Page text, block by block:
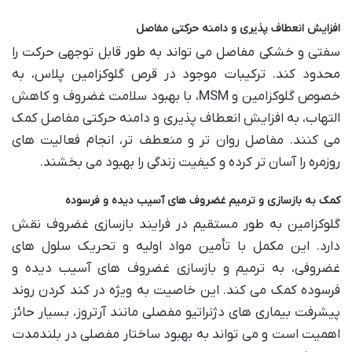
افزایش انعطاف پذیری و دامنه حرکتی مفاصل
سفتی و خشکی مفاصل می تواند به طور قابل توجهی حرکت را
محدود کند. ترکیبات موجود در قرص گلوکزامین پلاس، به
خصوص گلوکزامین و MSM، با بهبود سلامت غضروف و کاهش
التهاب، به افزایش انعطاف پذیری و دامنه حرکتی مفاصل کمک
می کنند. مفاصل روان تر و منعطف تر، انجام فعالیت های
روزمره را آسان تر کرده و کیفیت زندگی را بهبود می بخشند.
کمک به بازسازی و ترمیم غضروف های آسیب دیده و فرسوده
گلوکزامین به طور مستقیم در فرایند بازسازی غضروف نقش
دارد. این مکمل با تأمین مواد اولیه و تحریک سلول های
غضروفی، به ترمیم و بازسازی غضروف های آسیب دیده و
فرسوده کمک می کند. این خاصیت به ویژه در کند کردن روند
پیشرفت بیماری های دژنراتیو مفصلی مانند آرتروز، بسیار حائز
اهمیت است و می تواند به بهبود ساختار مفصلی در بلندمدت